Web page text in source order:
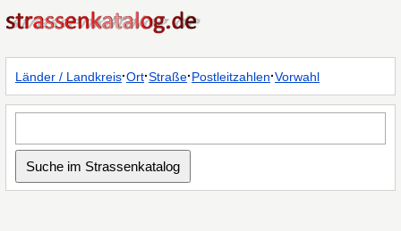
Länder / Landkreis·Ort·Straße·Postleitzahlen·Vorwahl